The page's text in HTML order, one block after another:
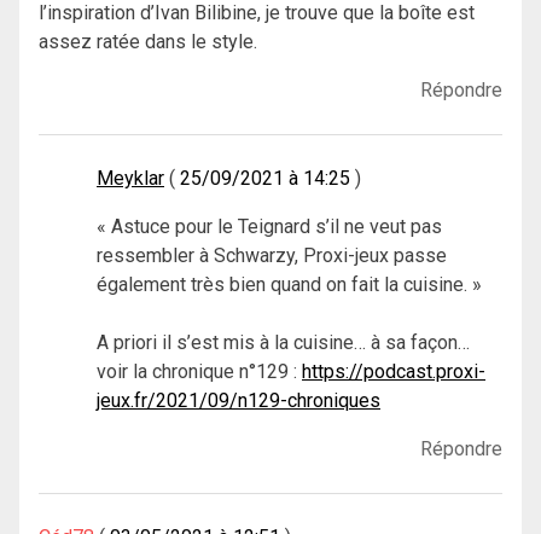
l’inspiration d’Ivan Bilibine, je trouve que la boîte est
assez ratée dans le style.
Répondre
Meyklar 25/09/2021 à 14:25
« Astuce pour le Teignard s’il ne veut pas
ressembler à Schwarzy, Proxi-jeux passe
également très bien quand on fait la cuisine. »
A priori il s’est mis à la cuisine… à sa façon…
voir la chronique n°129 : https://podcast.proxi-
jeux.fr/2021/09/n129-chroniques
Répondre